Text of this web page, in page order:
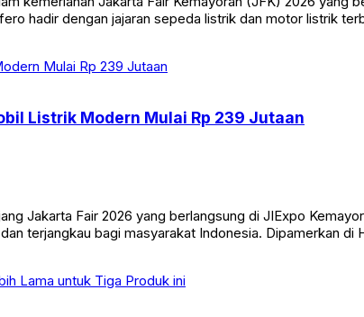
hadir dengan jajaran sepeda listrik dan motor listrik
Listrik Modern Mulai Rp 239 Jutaan
Jakarta Fair 2026 yang berlangsung di JIExpo
terjangkau bagi masyarakat Indonesia. Dipamerkan di